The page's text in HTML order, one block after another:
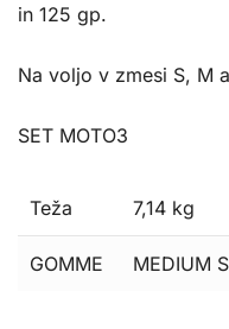
in 125 gp.
Na voljo v zmesi S, M
SET MOTO3
Teža 7,14 kg
GOMME MEDIUM